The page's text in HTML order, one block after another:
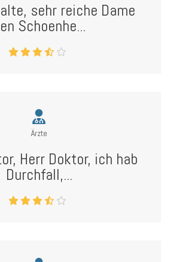
sehr reiche Dame
Schoenhe...
Ärzte
Herr Doktor, ich hab
Durchfall,...